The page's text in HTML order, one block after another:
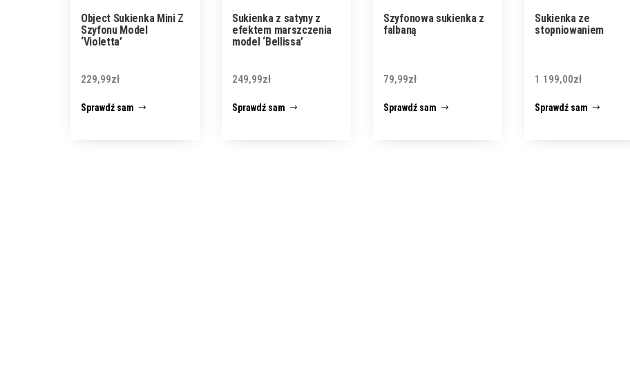
Object Sukienka Mini Z
Szyfonu Model
‘Violetta’
229,99zł
Sprawdź sam
Sukienka z satyny z
efektem marszczenia
model ‘Bellissa’
249,99zł
Sprawdź sam
Szyfonowa sukienka z
falbaną
79,99zł
Sprawdź sam
Sukienka ze
stopniowaniem
1 199,00zł
Sprawdź sam